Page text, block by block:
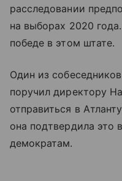
расследовании
на выборах 2020
победе в этом штате.
Один из
поручил директору
отправиться в
она подтвердила это
демократам.